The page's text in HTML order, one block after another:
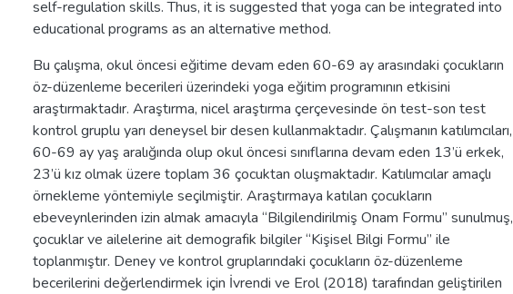
self-regulation skills. Thus, it is suggested that yoga can be integrated into
educational programs as an alternative method.
Bu çalışma, okul öncesi eğitime devam eden 60-69 ay arasındaki çocukların
öz-düzenleme becerileri üzerindeki yoga eğitim programının etkisini
araştırmaktadır. Araştırma, nicel araştırma çerçevesinde ön test-son test
kontrol gruplu yarı deneysel bir desen kullanmaktadır. Çalışmanın katılımcıları,
60-69 ay yaş aralığında olup okul öncesi sınıflarına devam eden 13’ü erkek,
23’ü kız olmak üzere toplam 36 çocuktan oluşmaktadır. Katılımcılar amaçlı
örnekleme yöntemiyle seçilmiştir. Araştırmaya katılan çocukların
ebeveynlerinden izin almak amacıyla “Bilgilendirilmiş Onam Formu” sunulmuş,
çocuklar ve ailelerine ait demografik bilgiler “Kişisel Bilgi Formu” ile
toplanmıştır. Deney ve kontrol gruplarındaki çocukların öz-düzenleme
becerilerini değerlendirmek için İvrendi ve Erol (2018) tarafından geliştirilen